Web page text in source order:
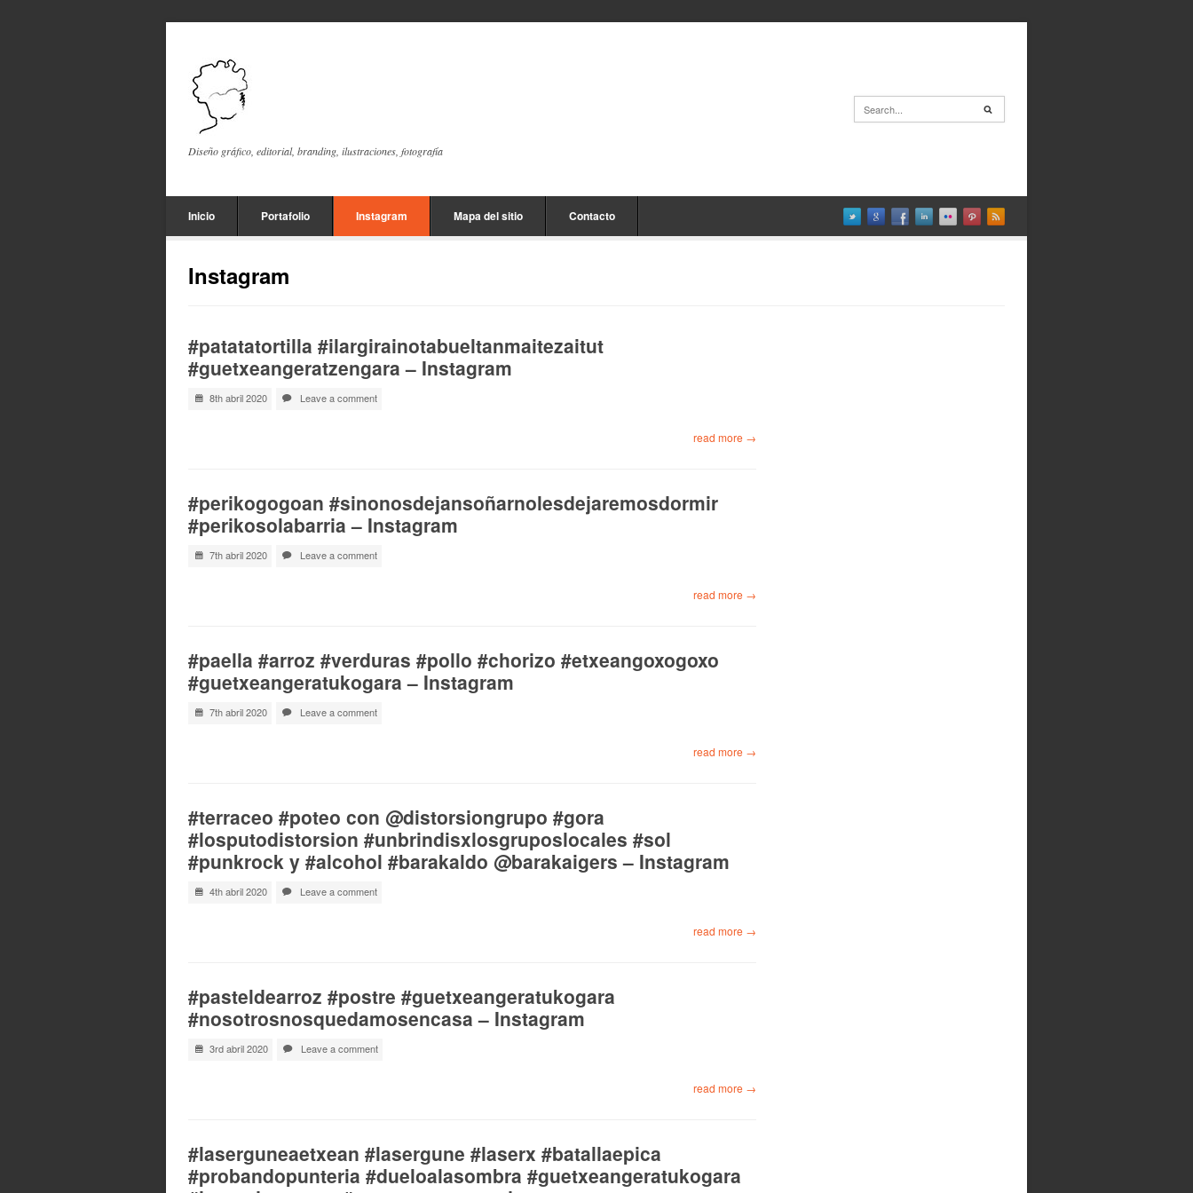
Diseño gráfico, editorial, branding, ilustraciones, fotografía
Inicio Portafolio Instagram Mapa del sitio Contacto
Instagram
#patatatortilla #ilargirainotabueltanmaitezaitut
#guetxeangeratzengara – Instagram
8th abril 2020 Leave a comment
read more →
#perikogogoan #sinonosdejansoñarnolesdejaremosdormir
#perikosolabarria – Instagram
7th abril 2020 Leave a comment
read more →
#paella #arroz #verduras #pollo #chorizo #etxeangoxogoxo
#guetxeangeratukogara – Instagram
7th abril 2020 Leave a comment
read more →
#terraceo #poteo con @distorsiongrupo #gora
#losputodistorsion #unbrindisxlosgruposlocales #sol
#punkrock y #alcohol #barakaldo @barakaigers – Instagram
4th abril 2020 Leave a comment
read more →
#pasteldearroz #postre #guetxeangeratukogara
#nosotrosnosquedamosencasa – Instagram
3rd abril 2020 Leave a comment
read more →
#laserguneaetxean #lasergune #laserx #batallaepica
#probandopunteria #dueloalasombra #guetxeangeratukogara